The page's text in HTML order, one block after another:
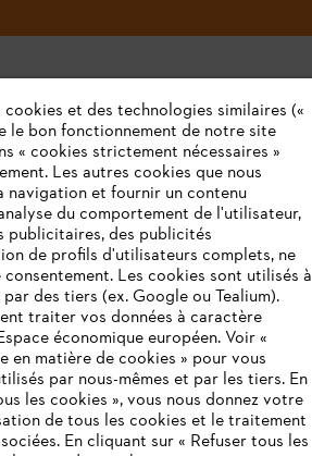
nous ?
durable
Intégrité STIHL
et des technologies similaires («
le bon fonctionnement de notre site
« cookies strictement nécessaires »
Les autres cookies que nous
et fournir un contenu
du comportement de l'utilisateur,
publicitaires, des publicités
de profils d'utilisateurs complets, ne
Les cookies sont utilisés à
des tiers (ex. Google ou Tealium).
traiter vos données à caractère
économique européen. Voir «
en matière de cookies » pour vous
par nous-mêmes et par les tiers. En
les cookies », vous nous donnez votre
de tous les cookies et le traitement
En cliquant sur « Refuser tous les